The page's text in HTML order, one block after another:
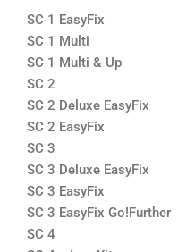
SC 1 EasyFix
SC 1 Multi
SC 1 Multi & Up
SC 2
SC 2 Deluxe EasyFix
SC 2 EasyFix
SC 3
SC 3 Deluxe EasyFix
SC 3 EasyFix
SC 3 EasyFix Go!Further
SC 4